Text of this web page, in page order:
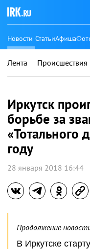
Новости СтатьиАфиша
Лента Происшествия
Иркутск
борьбе за
«Тотального
году
28 января 2018 16:44
Продолжение
В Иркутске